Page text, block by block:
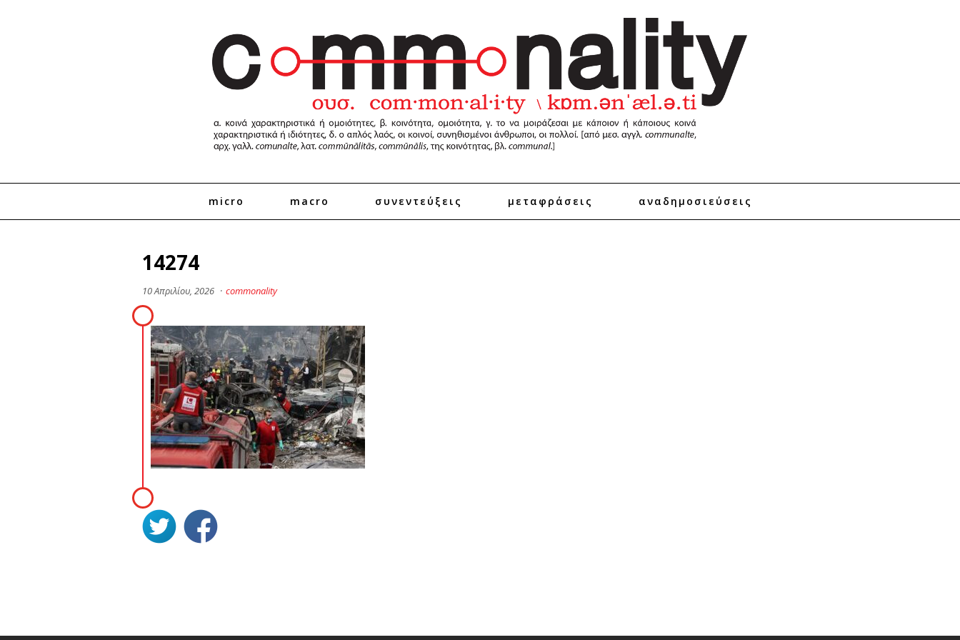
micro macro συνεντεύξεις μεταφράσεις αναδημοσιεύσεις
14274
10 Απριλίου, 2026 · commonality